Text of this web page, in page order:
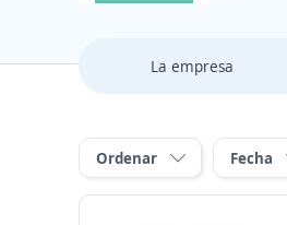
La empresa
Ordenar Fecha